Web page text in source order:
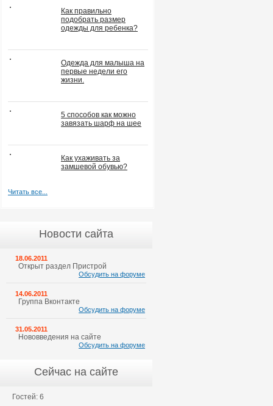
Как правильно
подобрать размер
одежды для ребенка?
Одежда для малыша на
первые недели его
жизни.
5 способов как можно
завязать шарф на шее
Как ухаживать за
замшевой обувью?
Читать все...
Новости сайта
18.06.2011
Открыт раздел Пристрой
Обсудить на форуме
14.06.2011
Группа Вконтакте
Обсудить на форуме
31.05.2011
Нововведения на сайте
Обсудить на форуме
Сейчас на сайте
Гостей: 6